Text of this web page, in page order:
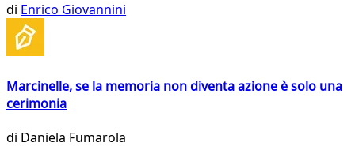
di Enrico Giovannini
Marcinelle, se la memoria non diventa azione è solo una
cerimonia
di Daniela Fumarola